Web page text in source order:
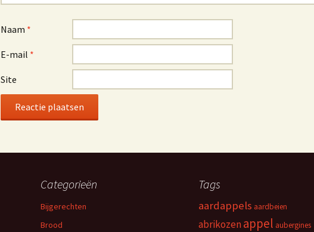
Naam *
E-mail *
Site
Categorieën
Bijgerechten
Brood
Tags
aardappels aardbeien
abrikozenappel aubergines